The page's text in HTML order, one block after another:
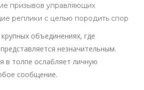
призывов управляющих
реплики с целью породить спор
объединениях, где
незначительным.
в толпе ослабляет личную
сообщение.